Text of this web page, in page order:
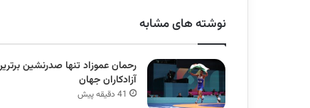
نوشته های مشابه
رحمان عموزاد تنها صدرنشین
آزادکاران جهان
41 دقیقه پیش